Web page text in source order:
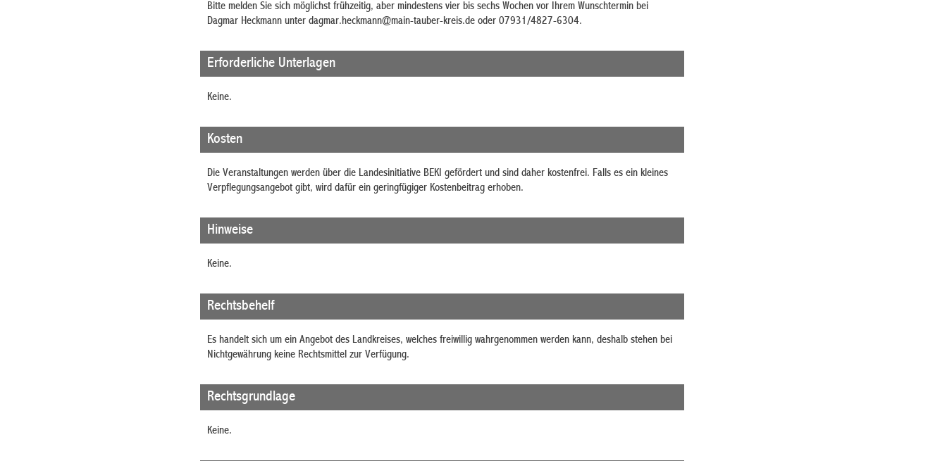
Bitte melden Sie sich möglichst frühzeitig, aber mindestens vier bis sechs Wochen vor Ihrem Wunschtermin bei
Dagmar Heckmann unter dagmar.heckmann@main-tauber-kreis.de oder 07931/4827-6304.
Erforderliche Unterlagen
Keine.
Kosten
Die Veranstaltungen werden über die Landesinitiative BEKI gefördert und sind daher kostenfrei. Falls es ein kleines
Verpflegungsangebot gibt, wird dafür ein geringfügiger Kostenbeitrag erhoben.
Hinweise
Keine.
Rechtsbehelf
Es handelt sich um ein Angebot des Landkreises, welches freiwillig wahrgenommen werden kann, deshalb stehen bei
Nichtgewährung keine Rechtsmittel zur Verfügung.
Rechtsgrundlage
Keine.